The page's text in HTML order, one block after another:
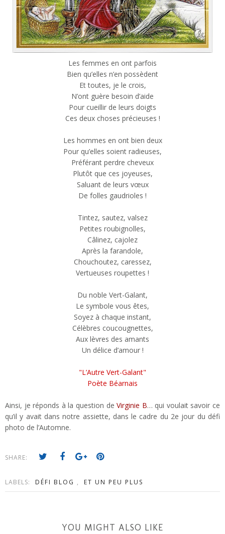
Les femmes en ont parfois
Bien qu’elles n’en possèdent
Et toutes, je le crois,
N’ont guère besoin d’aide
Pour cueillir de leurs doigts
Ces deux choses précieuses !
Les hommes en ont bien deux
Pour qu’elles soient radieuses,
Préférant perdre cheveux
Plutôt que ces joyeuses,
Saluant de leurs vœux
De folles gaudrioles !
Tintez, sautez, valsez
Petites roubignolles,
Câlinez, cajolez
Après la farandole,
Chouchoutez, caressez,
Vertueuses roupettes !
Du noble Vert-Galant,
Le symbole vous êtes,
Soyez à chaque instant,
Célèbres coucougnettes,
Aux lèvres des amants
Un délice d’amour !
"L’Autre Vert-Galant"
Poète Béarnais
Ainsi, je réponds à la question deVirginie B… qui voulait savoir ce
qu’il y avait dans notre assiette, dans le cadre du 2e jour du défi
photo de l’Automne.
SHARE:
LABELS: DÉFI BLOG , ET UN PEU PLUS
YOU MIGHT ALSO LIKE